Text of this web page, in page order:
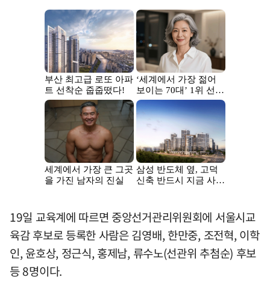
19일 교육계에 따르면 중앙선거관리위원회에 서울시교
육감 후보로 등록한 사람은 김영배, 한만중, 조전혁, 이학
인, 윤호상, 정근식, 홍제남, 류수노(선관위 추첨순) 후보
등 8명이다.